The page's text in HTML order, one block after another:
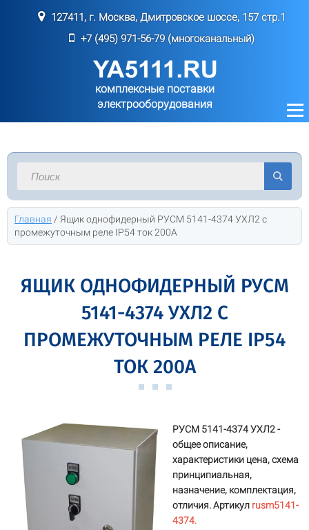
127411, г. Москва, Дмитровское шоссе, 157 стр.1
+7 (495) 971-56-79 (многоканальный)
комплексные поставки
электрооборудования
Главная / Ящик однофидерный РУСМ 5141-4374 УХЛ2 с
промежуточным реле IP54 ток 200А
ЯЩИК ОДНОФИДЕРНЫЙ РУСМ
5141-4374 УХЛ2 С
ПРОМЕЖУТОЧНЫМ РЕЛЕ IP54
ТОК 200А
РУСМ 5141-4374 УХЛ2 -
общее описание,
характеристики цена, схема
принципиальная,
назначение, комплектация,
отличия. Артикул rusm5141-
4374.